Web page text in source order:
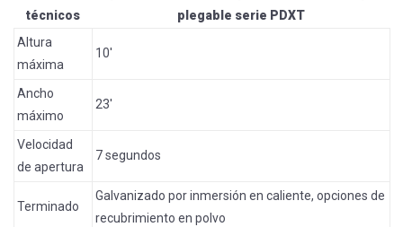
técnicos
plegable serie PDXT
Altura
máxima
10'
Ancho
máximo
23'
Velocidad
de apertura
7 segundos
Terminado
Galvanizado por inmersión en caliente, opciones de
recubrimiento en polvo